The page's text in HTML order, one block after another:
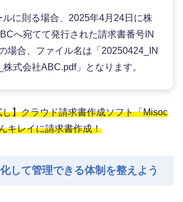
ルに則る場合、2025年4月24日に株
へ宛てて発行された請求書番号IN
場合、ファイル名は「20250424_IN
式会社ABC.pdf」となります。
】クラウド請求書作成ソフト「Misoc
キレイに請求書作成！
して管理できる体制を整えよう